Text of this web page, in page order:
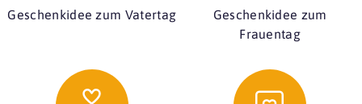
Geschenkidee zum Vatertag
Geschenkidee zum
Frauentag